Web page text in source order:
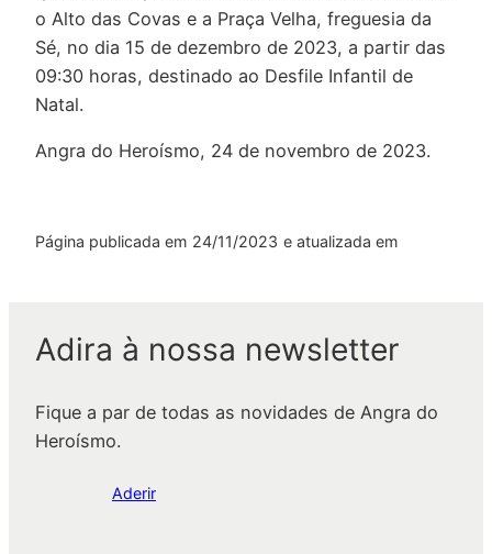
o Alto das Covas e a Praça Velha, freguesia da
Sé, no dia 15 de dezembro de 2023, a partir das
09:30 horas, destinado ao Desfile Infantil de
Natal.
Angra do Heroísmo, 24 de novembro de 2023.
Página publicada em 24/11/2023 e atualizada em
Adira à nossa newsletter
Fique a par de todas as novidades de Angra do
Heroísmo.
Aderir